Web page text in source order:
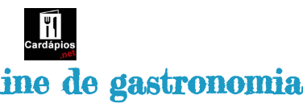
de gastronomia